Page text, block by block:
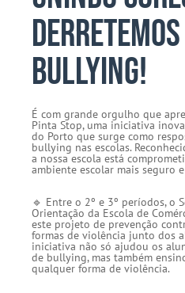
Bullying!
É com grande orgulho que
Pinta Stop, uma iniciativa
do Porto que surge como
bullying nas escolas.
a nossa escola está
ambiente escolar mais seguro
🔹 Entre o 2º e 3º períodos, o
Orientação da Escola de
este projeto de prevenção
formas de violência junto dos
iniciativa não só ajudou os
de bullying, mas também
qualquer forma de violência.